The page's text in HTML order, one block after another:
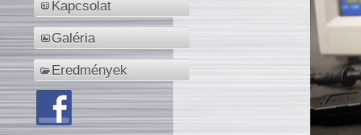
Kapcsolat
Galéria
Eredmények